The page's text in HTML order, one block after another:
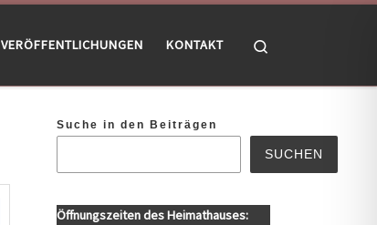
VERÖFFENTLICHUNGEN KONTAKT
Suche in den Beiträgen
SUCHEN
Öffnungszeiten des Heimathauses: